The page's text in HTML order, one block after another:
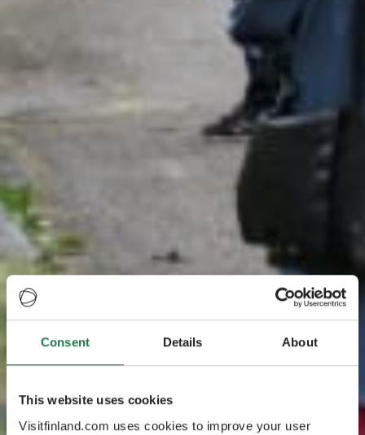
Consent Details About
This website uses cookies
Visitfinland.com uses cookies to improve your user